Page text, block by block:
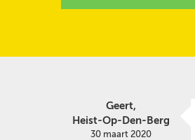
Geert,
Heist-Op-Den-Berg
30 maart 2020